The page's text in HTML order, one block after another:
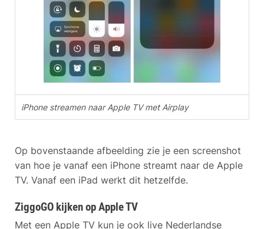
iPhone streamen naar Apple TV met Airplay
Op bovenstaande afbeelding zie je een screenshot
van hoe je vanaf een iPhone streamt naar de Apple
TV. Vanaf een iPad werkt dit hetzelfde.
ZiggoGO kijken op Apple TV
Met een Apple TV kun je ook live Nederlandse